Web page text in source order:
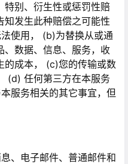
特别、衍生性或惩罚性赔
知发生此种赔偿之可能性
使用， (b)为替换从或通
、数据、信息、服务，收
的成本， (c)您的传输或数
(d) 任何第三方在本服务
服务相关的其它事宜，但
、电子邮件、普通邮件和